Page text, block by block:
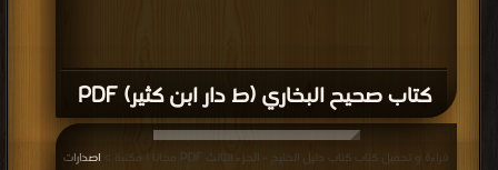
كتاب صحيح البخاري (ط دار ابن كثير) PDF
قراءة و تحميل كتاب كتاب دليل الخليج - الجزء الثالث PDF مجانا | مكتبة >
اصدارات